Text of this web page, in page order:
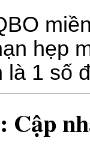
hẹp
là 1 số
Cập